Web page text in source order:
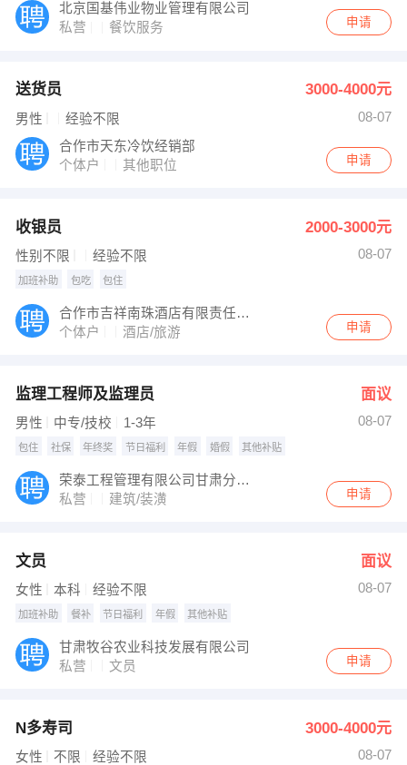
北京国基伟业物业管理有限公司
私营
餐饮服务 申请
送货员 3000-4000元
男性 经验不限
08-07
合作市天东冷饮经销部
个体户
其他职位 申请
收银员 2000-3000元
性别不限 经验不限 08-07
加班补助 包吃 包住
合作市吉祥南珠酒店有限责任公司
个体户
酒店/旅游 申请
监理工程师及监理员 面议
男性 中专/技校 1-3年 08-07
包住 社保 年终奖 节日福利 年假 婚假 其他补贴
荣泰工程管理有限公司甘肃分公司
私营
建筑/装潢 申请
文员 面议
女性 本科 经验不限 08-07
加班补助 餐补 节日福利 年假 其他补贴
甘肃牧谷农业科技发展有限公司
私营
文员 申请
N多寿司 3000-4000元
女性 不限 经验不限 08-07